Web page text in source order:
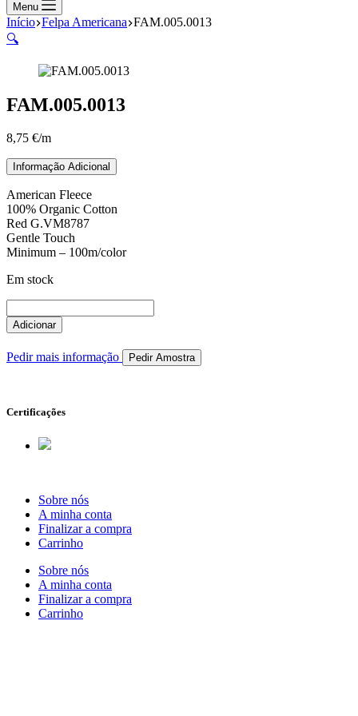
Menu
Início Felpa Americana FAM.005.0013
🔍
FAM.005.0013
8,75 €/m
Informação Adicional
American Fleece
100% Organic Cotton
Red G.VM8787
Gentle Touch
Minimum – 100m/color
Em stock
de
FAM.005.0013
Adicionar
Pedir mais informação Pedir Amostra
Certificações
Sobre nós
A minha conta
Finalizar a compra
Carrinho
Sobre nós
A minha conta
Finalizar a compra
Carrinho